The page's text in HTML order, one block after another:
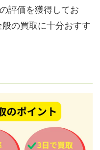
評価を獲得してお
の買取に十分おすす